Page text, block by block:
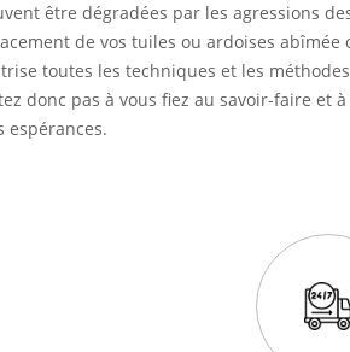
être dégradées par les agressions
de vos tuiles ou ardoises
toutes les techniques et les
donc pas à vous fiez au savoir-faire et
espérances.